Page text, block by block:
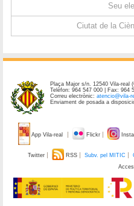
Seu
Ciutat de la
Plaça Major s/n. 12540 Vila-real
Telèfon: 964 547 000 | Fax: 964
Correu electrònic:atencio@vila-
Enviament de posada a
App Vila-real Flickr
Twitter RSS Subv. pel MITIC